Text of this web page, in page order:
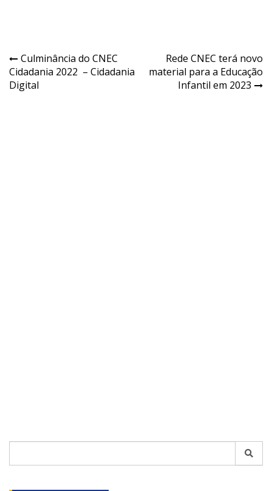
Culminância do CNEC
Cidadania 2022 – Cidadania
Digital
Rede CNEC terá novo
material para a Educação
Infantil em 2023